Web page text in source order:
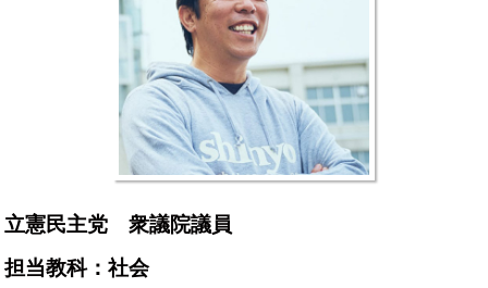
立憲民主党 衆議院議員
担当教科：社会